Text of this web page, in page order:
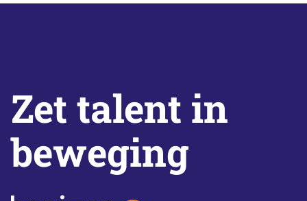
Zet talent in
beweging